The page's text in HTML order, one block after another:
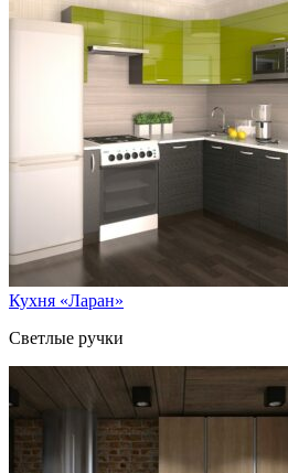
Кухня «Ларан»
Светлые ручки